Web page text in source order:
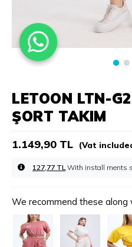
LETOON LTN-
ŞORT TAKIM
1.149,90 TL (Vat
127,77 TL With install ments
We recommend these along